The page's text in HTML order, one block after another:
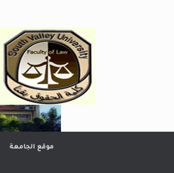
موقع الجامعة